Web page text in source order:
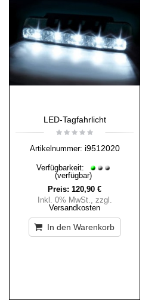
LED-Tagfahrlicht
Artikelnummer: i9512020
Verfügbarkeit:
(verfügbar)
Preis: 120,90 €
Inkl. 0% MwSt., zzgl.
Versandkosten
In den Warenkorb